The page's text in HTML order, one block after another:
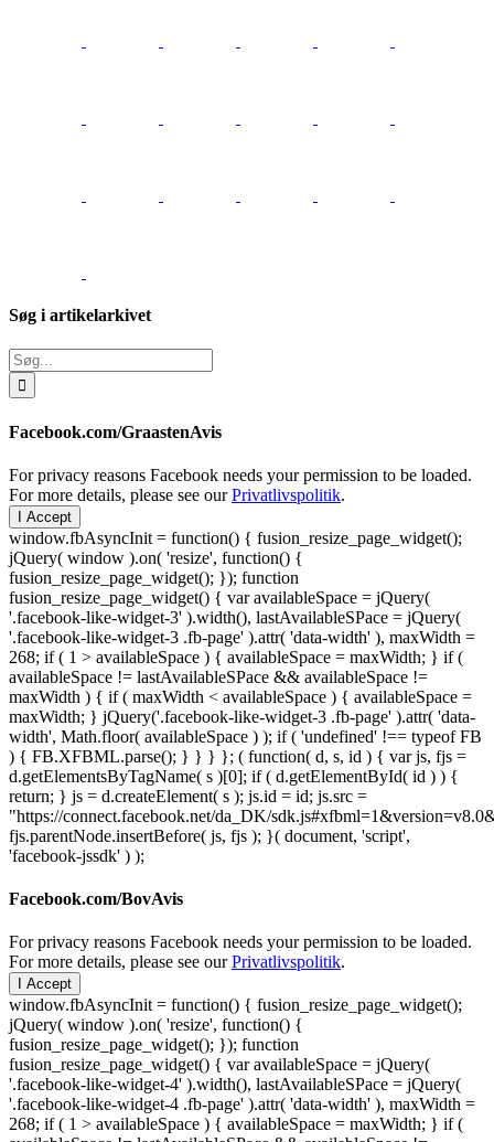
Søg i artikelarkivet
Søg
efter:
Facebook.com/GraastenAvis
For privacy reasons Facebook needs your permission to be loaded.
For more details, please see ourPrivatlivspolitik.
I Accept
window.fbAsyncInit = function() { fusion_resize_page_widget();
jQuery( window ).on( 'resize', function() {
fusion_resize_page_widget(); }); function
fusion_resize_page_widget() { var availableSpace = jQuery(
'.facebook-like-widget-3' ).width(), lastAvailableSPace = jQuery(
'.facebook-like-widget-3 .fb-page' ).attr( 'data-width' ), maxWidth =
268; if ( 1 > availableSpace ) { availableSpace = maxWidth; } if (
availableSpace != lastAvailableSPace && availableSpace !=
maxWidth ) { if ( maxWidth < availableSpace ) { availableSpace =
maxWidth; } jQuery('.facebook-like-widget-3 .fb-page' ).attr( 'data-
width', Math.floor( availableSpace ) ); if ( 'undefined' !== typeof FB
) { FB.XFBML.parse(); } } } }; ( function( d, s, id ) { var js, fjs =
d.getElementsByTagName( s )[0]; if ( d.getElementById( id ) ) {
return; } js = d.createElement( s ); js.id = id; js.src =
"https://connect.facebook.net/da_DK/
fjs.parentNode.insertBefore( js, fjs ); }( document, 'script',
'facebook-jssdk' ) );
Facebook.com/BovAvis
For privacy reasons Facebook needs your permission to be loaded.
For more details, please see ourPrivatlivspolitik.
I Accept
window.fbAsyncInit = function() { fusion_resize_page_widget();
jQuery( window ).on( 'resize', function() {
fusion_resize_page_widget(); }); function
fusion_resize_page_widget() { var availableSpace = jQuery(
'.facebook-like-widget-4' ).width(), lastAvailableSPace = jQuery(
'.facebook-like-widget-4 .fb-page' ).attr( 'data-width' ), maxWidth =
268; if ( 1 > availableSpace ) { availableSpace = maxWidth; } if (